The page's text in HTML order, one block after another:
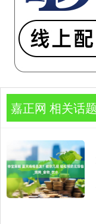
嘉正网 相关话题